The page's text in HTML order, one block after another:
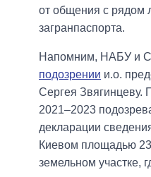
от общения с рядом
загранпаспорта.
Напомним, НАБУ и
подозрении и.о.
Сергея Звягинцеву.
2021–2023
декларации
Киевом площадью
земельном участке,